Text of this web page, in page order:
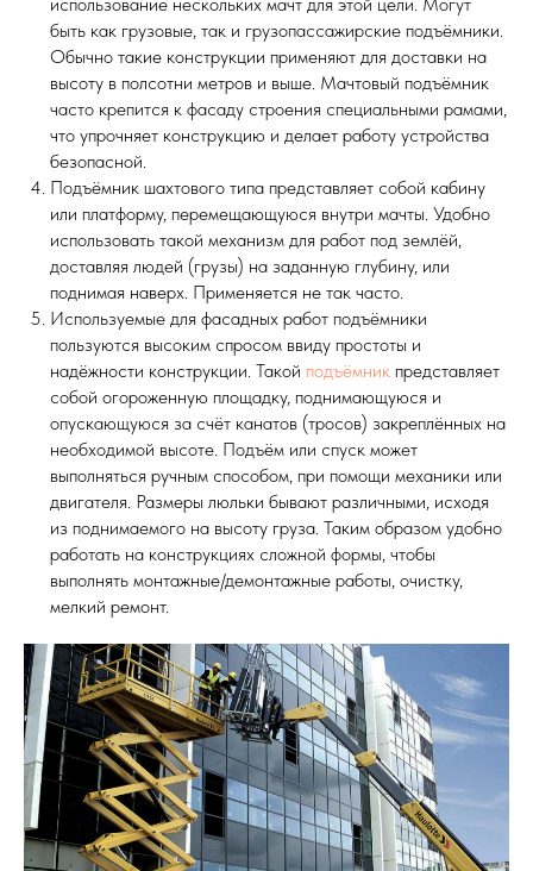
быть как грузовые, так и грузопассажирские подъёмники.
Обычно такие конструкции применяют для доставки на
высоту в полсотни метров и выше. Мачтовый подъёмник
часто крепится к фасаду строения специальными рамами,
что упрочняет конструкцию и делает работу устройства
безопасной.
Подъёмник шахтового типа представляет собой кабину
или платформу, перемещающуюся внутри мачты. Удобно
использовать такой механизм для работ под землёй,
доставляя людей (грузы) на заданную глубину, или
поднимая наверх. Применяется не так часто.
Используемые для фасадных работ подъёмники
пользуются высоким спросом ввиду простоты и
надёжности конструкции. Такой подъёмник представляет
собой огороженную площадку, поднимающуюся и
опускающуюся за счёт канатов (тросов) закреплённых на
необходимой высоте. Подъём или спуск может
выполняться ручным способом, при помощи механики или
двигателя. Размеры люльки бывают различными, исходя
из поднимаемого на высоту груза. Таким образом удобно
работать на конструкциях сложной формы, чтобы
выполнять монтажные/демонтажные работы, очистку,
мелкий ремонт.